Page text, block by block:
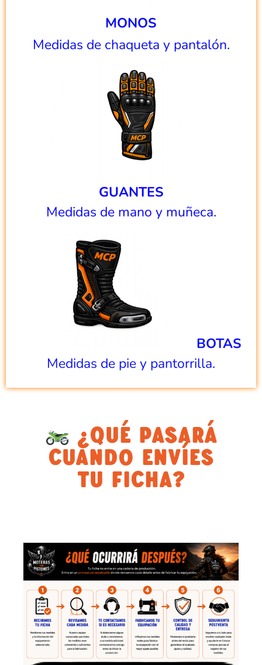
MONOS
Medidas de chaqueta y pantalón.
GUANTES
Medidas de mano y muñeca.
BOTAS
Medidas de pie y pantorrilla.
¿QUÉ PASARÁ
CUANDO ENVÍES
TU FICHA?